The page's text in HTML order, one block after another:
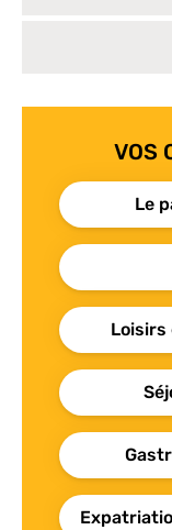
VOS
Le
Loisirs